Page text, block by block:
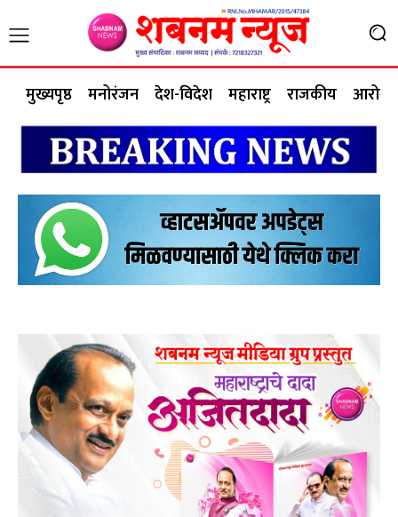
मुख्यपृष्ठ मनोरंजन देश-विदेश महाराष्ट्र राजकीय आरोग्य